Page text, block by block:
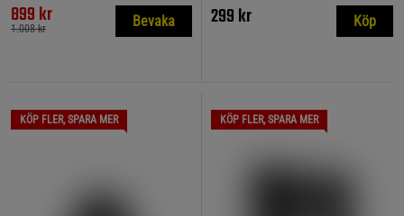
899 kr
1.008 kr Bevaka 299 kr Köp
KÖP FLER, SPARA MER KÖP FLER, SPARA MER